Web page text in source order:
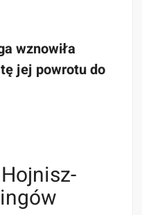
wznowiła
jej powrotu do